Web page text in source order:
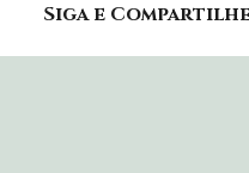
Siga e